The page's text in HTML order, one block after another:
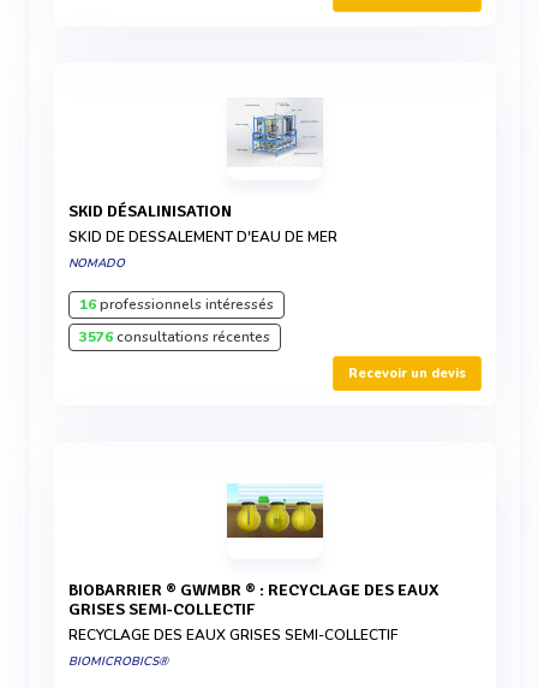
SKID DÉSALINISATION
SKID DE DESSALEMENT D'EAU DE MER
NOMADO
16professionnels intéressés
3576consultations récentes
Recevoir un devis
BIOBARRIER ® GWMBR ® : RECYCLAGE DES EAUX
GRISES SEMI-COLLECTIF
RECYCLAGE DES EAUX GRISES SEMI-COLLECTIF
BIOMICROBICS®